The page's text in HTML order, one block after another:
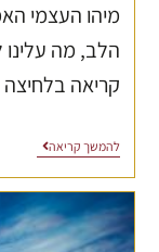
מיהו העצמי
הלב, מה
קריאה בלחיצה
להמשך קריאה